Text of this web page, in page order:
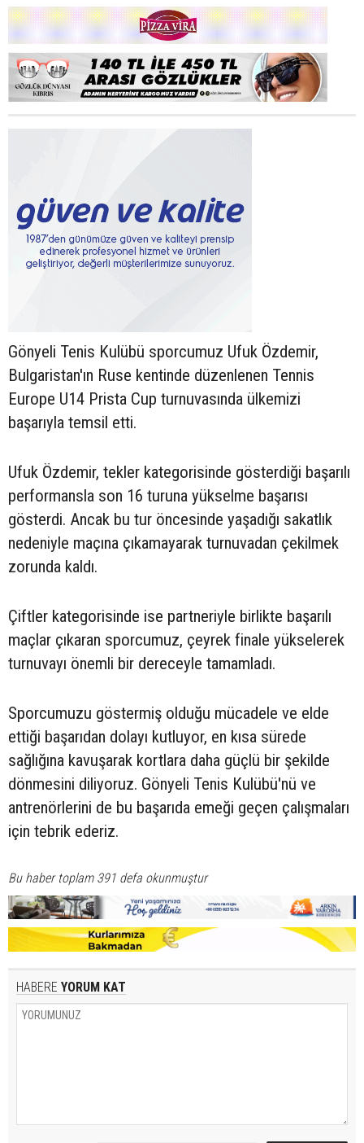
Gönyeli Tenis Kulübü sporcumuz Ufuk Özdemir,
Bulgaristan'ın Ruse kentinde düzenlenen Tennis
Europe U14 Prista Cup turnuvasında ülkemizi
başarıyla temsil etti.
Ufuk Özdemir, tekler kategorisinde gösterdiği başarılı
performansla son 16 turuna yükselme başarısı
gösterdi. Ancak bu tur öncesinde yaşadığı sakatlık
nedeniyle maçına çıkamayarak turnuvadan çekilmek
zorunda kaldı.
Çiftler kategorisinde ise partneriyle birlikte başarılı
maçlar çıkaran sporcumuz, çeyrek finale yükselerek
turnuvayı önemli bir dereceyle tamamladı.
Sporcumuzu göstermiş olduğu mücadele ve elde
ettiği başarıdan dolayı kutluyor, en kısa sürede
sağlığına kavuşarak kortlara daha güçlü bir şekilde
dönmesini diliyoruz. Gönyeli Tenis Kulübü'nü ve
antrenörlerini de bu başarıda emeği geçen çalışmaları
için tebrik ederiz.
Bu haber toplam 391 defa okunmuştur
HABERE YORUM KAT